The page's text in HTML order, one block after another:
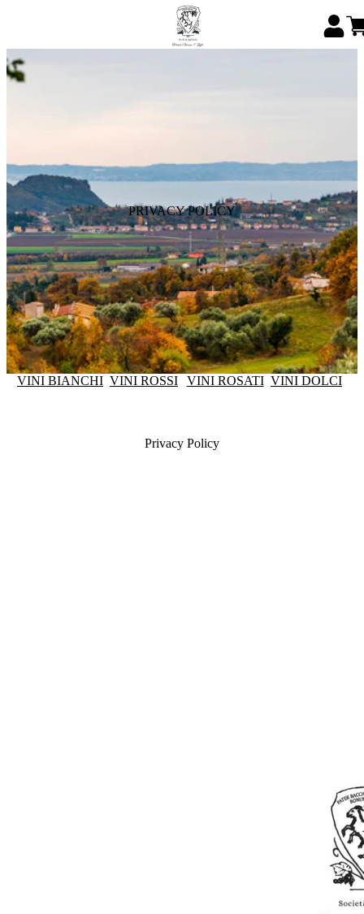
PRIVACY POLICY
VINI BIANCHI VINI ROSSI VINI ROSATI VINI DOLCI
Privacy Policy